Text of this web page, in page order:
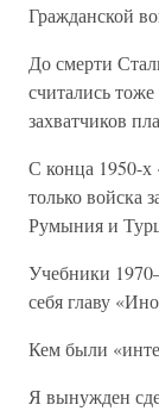
Гражданской
До смерти
считались
захватчиков
С конца 1950-х
только
Румыния и
Учебники
себя главу
Кем были
Я вынужден